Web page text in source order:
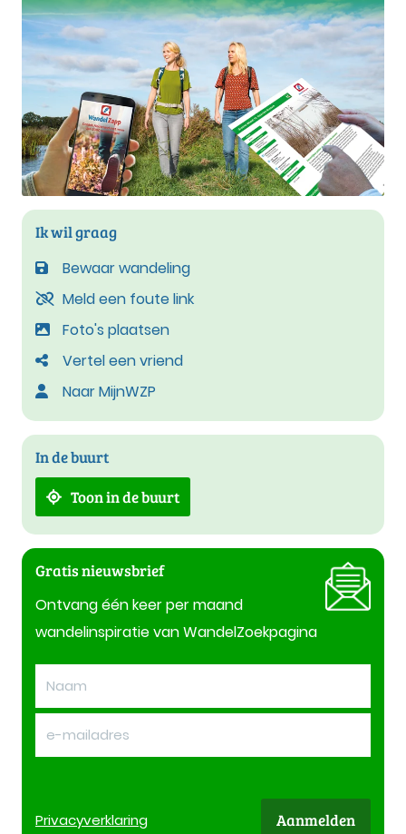
Ik wil graag
Bewaar wandeling
Meld een foute link
Foto's plaatsen
Vertel een vriend
Naar MijnWZP
In de buurt
Toon in de buurt
Gratis nieuwsbrief
Ontvang één keer per maand
wandelinspiratie van WandelZoekpagina
Privacyverklaring Aanmelden